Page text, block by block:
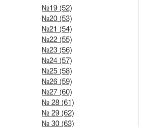
№19 (52)
№20 (53)
№21 (54)
№22 (55)
№23 (56)
№24 (57)
№25 (58)
№26 (59)
№27 (60)
№ 28 (61)
№ 29 (62)
№ 30 (63)